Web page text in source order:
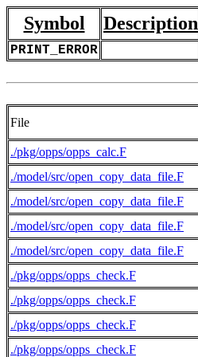
Symbol Description
PRINT_ERROR
File
./pkg/opps/opps_calc.F
./model/src/open_copy_data_file.F
./model/src/open_copy_data_file.F
./model/src/open_copy_data_file.F
./model/src/open_copy_data_file.F
./pkg/opps/opps_check.F
./pkg/opps/opps_check.F
./pkg/opps/opps_check.F
./pkg/opps/opps_check.F